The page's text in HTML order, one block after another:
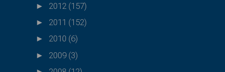
► 2012 (157)
► 2011 (152)
► 2010 (6)
► 2009 (3)